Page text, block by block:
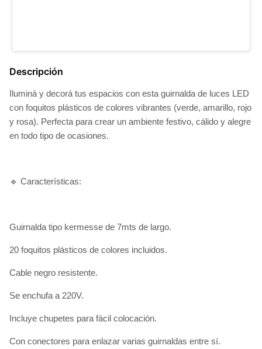
Descripción
Iluminá y decorá tus espacios con esta guirnalda de luces LED
con foquitos plásticos de colores vibrantes (verde, amarillo, rojo
y rosa). Perfecta para crear un ambiente festivo, cálido y alegre
en todo tipo de ocasiones.
🔹 Características:
Guirnalda tipo kermesse de 7mts de largo.
20 foquitos plásticos de colores incluidos.
Cable negro resistente.
Se enchufa a 220V.
Incluye chupetes para fácil colocación.
Con conectores para enlazar varias guirnaldas entre sí.